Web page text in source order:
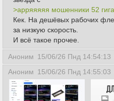
>арряяяяя мошенники 52
Кек. На дешёвых рабочих
за низкую скорость.
И всё такое прочее.
Аноним 15/06/26 Пнд 14:54:13
Аноним 15/06/26 Пнд 14:55:03